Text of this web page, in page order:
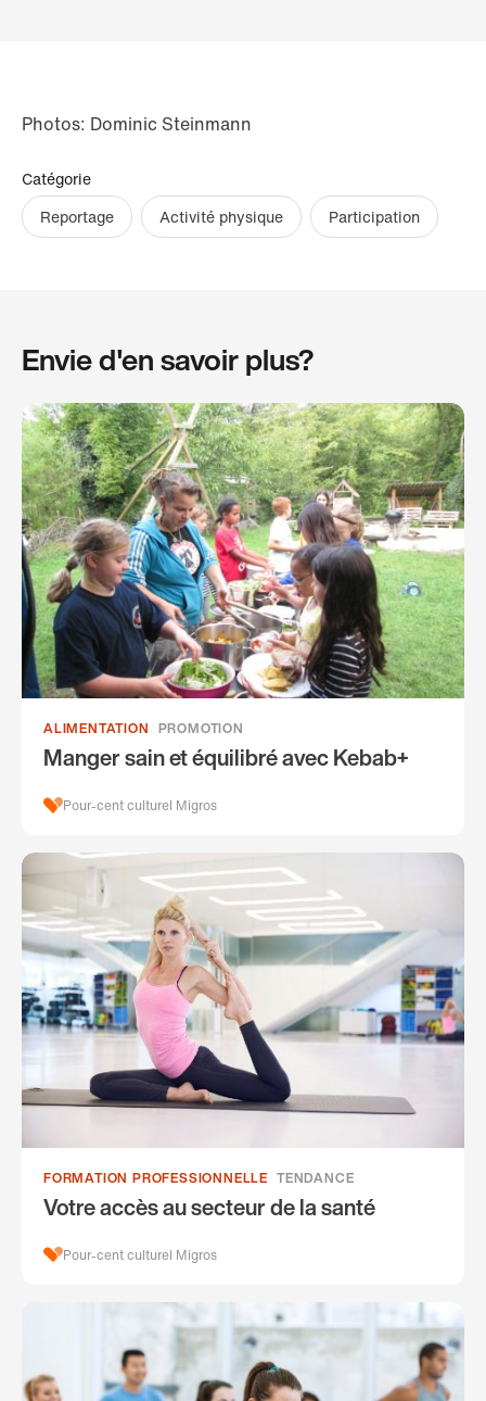
Photos: Dominic Steinmann
Catégorie
Reportage
Activité physique Participation
Envie d'en savoir plus?
ALIMENTATION PROMOTION
Manger sain et équilibré avec Kebab+
Pour-cent culturel Migros
FORMATION PROFESSIONNELLE TENDANCE
Votre accès au secteur de la santé
Pour-cent culturel Migros